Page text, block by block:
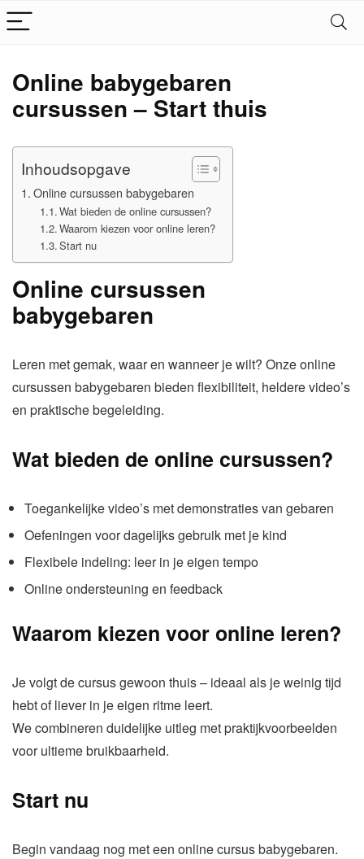
Online babygebaren
cursussen – Start thuis
Inhoudsopgave
Online cursussen babygebaren
Wat bieden de online cursussen?
Waarom kiezen voor online leren?
Start nu
Online cursussen
babygebaren
Leren met gemak, waar en wanneer je wilt? Onze online
cursussen babygebaren bieden flexibiliteit, heldere video’s
en praktische begeleiding.
Wat bieden de online cursussen?
Toegankelijke video’s met demonstraties van gebaren
Oefeningen voor dagelijks gebruik met je kind
Flexibele indeling: leer in je eigen tempo
Online ondersteuning en feedback
Waarom kiezen voor online leren?
Je volgt de cursus gewoon thuis – ideaal als je weinig tijd
hebt of liever in je eigen ritme leert.
We combineren duidelijke uitleg met praktijkvoorbeelden
voor ultieme bruikbaarheid.
Start nu
Begin vandaag nog met een online cursus babygebaren.